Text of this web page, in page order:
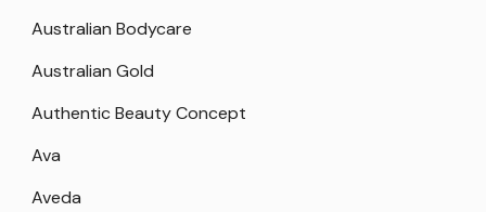
Australian Bodycare
Australian Gold
Authentic Beauty Concept
Ava
Aveda